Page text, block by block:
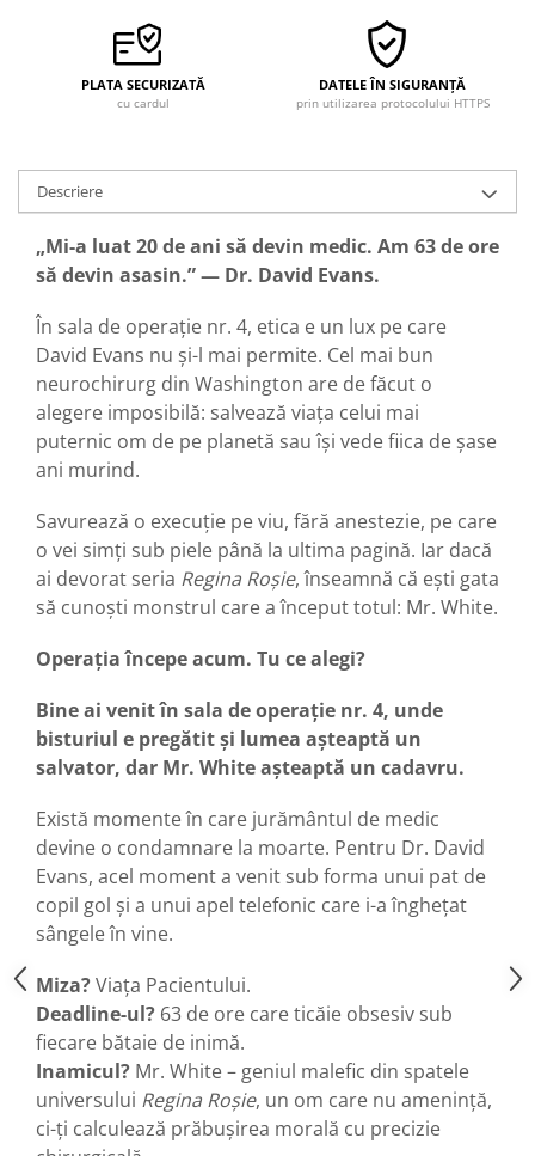
PLATA SECURIZATĂ
cu cardul
DATELE ÎN SIGURANȚĂ
prin utilizarea protocolului HTTPS
Descriere
„Mi-a luat 20 de ani să devin medic. Am 63 de ore
să devin asasin.” — Dr. David Evans.
În sala de operație nr. 4, etica e un lux pe care
David Evans nu și-l mai permite. Cel mai bun
neurochirurg din Washington are de făcut o
alegere imposibilă: salvează viața celui mai
puternic om de pe planetă sau își vede fiica de șase
ani murind.
Savurează o execuție pe viu, fără anestezie, pe care
o vei simți sub piele până la ultima pagină. Iar dacă
ai devorat seria Regina Roșie, înseamnă că ești gata
să cunoști monstrul care a început totul: Mr. White.
Operația începe acum. Tu ce alegi?
Bine ai venit în sala de operație nr. 4, unde
bisturiul e pregătit și lumea așteaptă un
salvator, dar Mr. White așteaptă un cadavru.
Există momente în care jurământul de medic
devine o condamnare la moarte. Pentru Dr. David
Evans, acel moment a venit sub forma unui pat de
copil gol și a unui apel telefonic care i-a înghețat
sângele în vine.
Miza?Viața Pacientului.
Deadline-ul? 63 de ore care ticăie obsesiv sub
fiecare bătaie de inimă.
Inamicul? Mr. White – geniul malefic din spatele
universului Regina Roșie, un om care nu amenință,
ci-ți calculează prăbușirea morală cu precizie